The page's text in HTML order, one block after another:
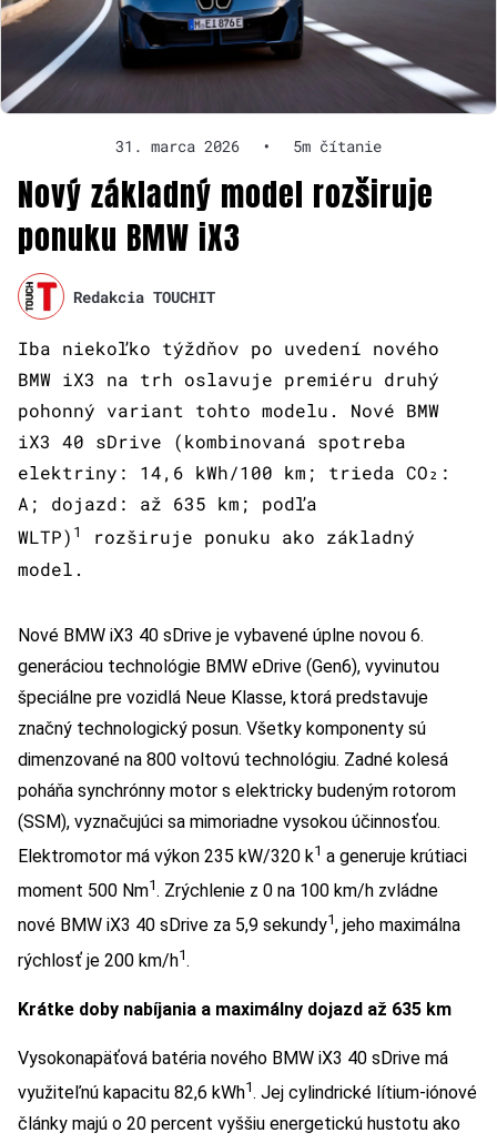
31. marca 2026 • 5m čítanie
Nový základný model rozširuje
ponuku BMW iX3
Redakcia TOUCHIT
Iba niekoľko týždňov po uvedení nového
BMW iX3 na trh oslavuje premiéru druhý
pohonný variant tohto modelu. Nové BMW
iX3 40 sDrive (kombinovaná spotreba
elektriny: 14,6 kWh/100 km; trieda CO₂:
A; dojazd: až 635 km; podľa
WLTP) 1
rozširuje ponuku ako základný
model.
Nové BMW iX3 40 sDrive je vybavené úplne novou 6.
generáciou technológie BMW eDrive (Gen6), vyvinutou
špeciálne pre vozidlá Neue Klasse, ktorá predstavuje
značný technologický posun. Všetky komponenty sú
dimenzované na 800 voltovú technológiu. Zadné kolesá
poháňa synchrónny motor s elektricky budeným rotorom
(SSM), vyznačujúci sa mimoriadne vysokou účinnosťou.
Elektromotor má výkon 235 kW/320 k1 a generuje krútiaci
moment 500 Nm1. Zrýchlenie z 0 na 100 km/h zvládne
nové BMW iX3 40 sDrive za 5,9 sekundy1, jeho maximálna
rýchlosť je 200 km/h1.
Krátke doby nabíjania a maximálny dojazd až 635 km
Vysokonapäťová batéria nového BMW iX3 40 sDrive má
využiteľnú kapacitu 82,6 kWh1. Jej cylindrické lítium-iónové
články majú o 20 percent vyššiu energetickú hustotu ako